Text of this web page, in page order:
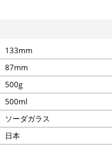
133mm
87mm
500g
500ml
ソーダガラス
日本